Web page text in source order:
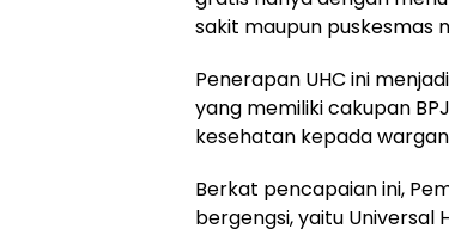
sakit maupun puskesmas
Penerapan UHC ini
yang memiliki cakupan
kesehatan kepada
Berkat pencapaian ini,
bergengsi, yaitu Universal